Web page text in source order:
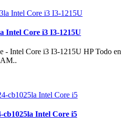
Intel Core i3 I3-1215U
- Intel Core i3 I3-1215U HP Todo en
Intel Core i5